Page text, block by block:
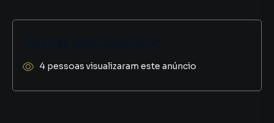
4 pessoas visualizaram este anúncio